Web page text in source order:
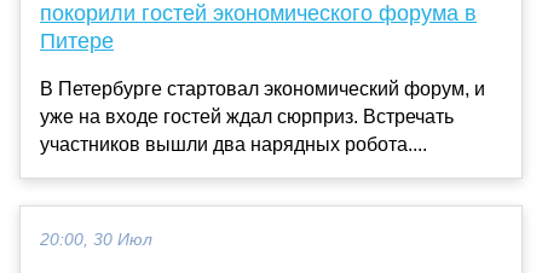
покорили гостей экономического форума в
Питере
В Петербурге стартовал экономический форум, и
уже на входе гостей ждал сюрприз. Встречать
участников вышли два нарядных робота....
20:00, 30 Июл